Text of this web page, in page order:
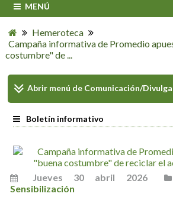
MENÚ
Hemeroteca
Campaña informativa de Promedio
costumbre" de ...
Jueves 30 abril 2026
Sensibilización
Abrir menú de Comunicación/
Boletín informativo